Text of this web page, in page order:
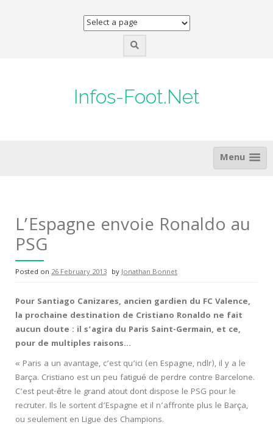
Infos-Foot.Net
Menu
L’Espagne envoie Ronaldo au
PSG
Posted on 26 February 2013 byJonathan Bonnet
Pour Santiago Canizares, ancien gardien du FC Valence,
la prochaine destination de Cristiano Ronaldo ne fait
aucun doute : il s’agira du Paris Saint-Germain, et ce,
pour de multiples raisons…
« Paris a un avantage, c’est qu’ici (en Espagne, ndlr), il y a le
Barça. Cristiano est un peu fatigué de perdre contre Barcelone.
C’est peut-être le grand atout dont dispose le PSG pour le
recruter. Ils le sortent d’Espagne et il n’affronte plus le Barça,
ou seulement en Ligue des Champions.